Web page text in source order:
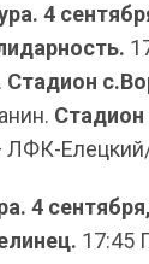
4
Стадион
Стадион
ЛФК-
4
17:45